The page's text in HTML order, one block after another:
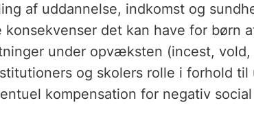
af uddannelse, indkomst og
konsekvenser det kan have for børn
under opvæksten (incest,
og skolers rolle i forhold
kompensation for negativ